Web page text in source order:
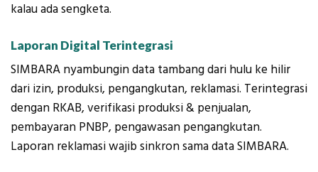
kalau ada sengketa.
Laporan Digital Terintegrasi
SIMBARA nyambungin data tambang dari hulu ke hilir
dari izin, produksi, pengangkutan, reklamasi. Terintegrasi
dengan RKAB, verifikasi produksi & penjualan,
pembayaran PNBP, pengawasan pengangkutan.
Laporan reklamasi wajib sinkron sama data SIMBARA.